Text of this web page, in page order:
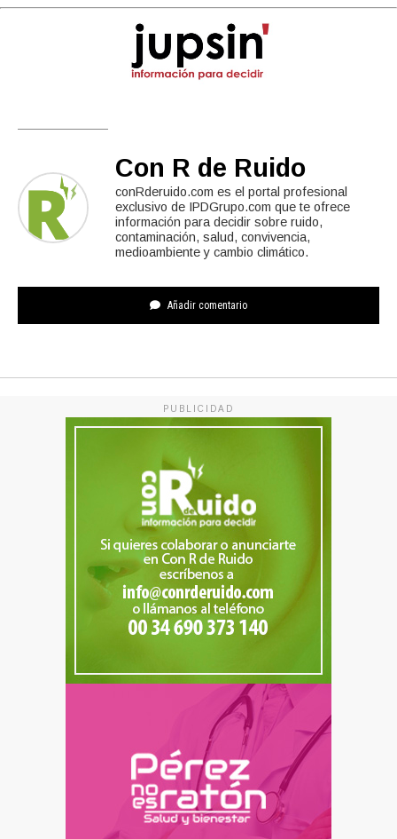
Con R de Ruido
conRderuido.com es el portal profesional
exclusivo de IPDGrupo.com que te ofrece
información para decidir sobre ruido,
contaminación, salud, convivencia,
medioambiente y cambio climático.
Añadir comentario
PUBLICIDAD